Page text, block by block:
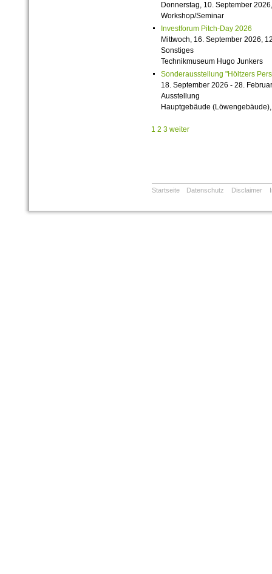
Donnerstag, 10. September
Workshop/Seminar
Investforum Pitch-Day 2026
Mittwoch, 16. September 2026,
Sonstiges
Technikmuseum Hugo Junkers
Sonderausstellung "Höltzers
18. September 2026 - 28.
Ausstellung
Hauptgebäude
1 2 3 weiter
Startseite Datenschutz Disclaimer